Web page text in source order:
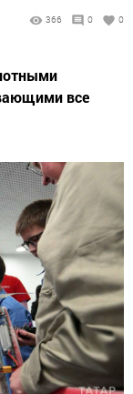
366 0 0
все